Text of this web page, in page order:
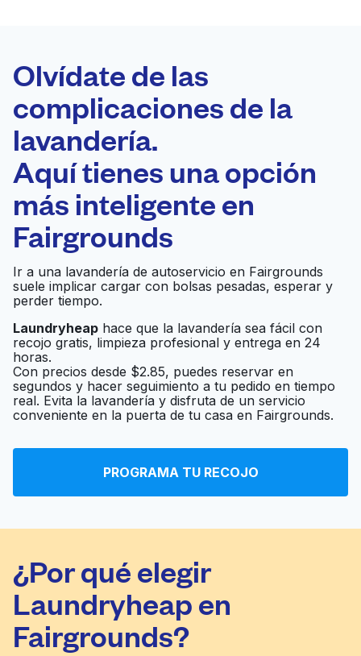
Laundryheap.com
Programa tu recogida
0 min
Recojo y entrega
casa
Abierto 24/7
Clean as a Whistle
Coin Laundry
Ir al sitio web
Hildreths Commercial
Laundry Equipment
Ir al sitio web
Maysum's Laundry Ir al sitio web
Blue Bubble Express
Ir al sitio web
Olvídate de las
complicaciones de la
lavandería.
Aquí tienes una opción
más inteligente en
Fairgrounds
Ir a una lavandería de autoservicio en Fairgrounds
suele implicar cargar con bolsas pesadas, esperar y
perder tiempo.
Laundryheap hace que la lavandería sea fácil con
recojo gratis, limpieza profesional y entrega en 24
horas.
Con precios desde $2.85, puedes reservar en
segundos y hacer seguimiento a tu pedido en tiempo
real. Evita la lavandería y disfruta de un servicio
conveniente en la puerta de tu casa en Fairgrounds.
PROGRAMA TU RECOJO
¿Por qué elegir
Laundryheap en
Fairgrounds?